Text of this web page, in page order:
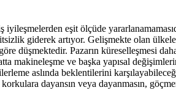
eşit ölçüde
giderek artıyor. Gelişmekte olan
düşmektedir. Pazarın küreselleşmesi
makineleşme ve başka yapısal
aslında beklentilerini
dayansın veya dayanmasın,